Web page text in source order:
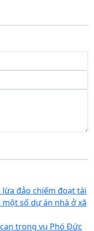
lừa đảo chiếm đoạt tài
một số dự án nhà ở xã
trong vụ Phó Đức